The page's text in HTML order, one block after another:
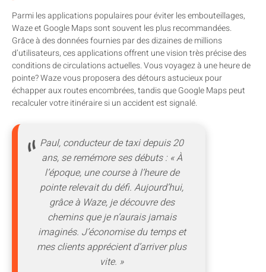
Parmi les applications populaires pour éviter les embouteillages,
Waze et Google Maps sont souvent les plus recommandées.
Grâce à des données fournies par des dizaines de millions
d’utilisateurs, ces applications offrent une vision très précise des
conditions de circulations actuelles. Vous voyagez à une heure de
pointe? Waze vous proposera des détours astucieux pour
échapper aux routes encombrées, tandis que Google Maps peut
recalculer votre itinéraire si un accident est signalé.
Paul, conducteur de taxi depuis 20
ans, se remémore ses débuts : « À
l’époque, une course à l’heure de
pointe relevait du défi. Aujourd’hui,
grâce à Waze, je découvre des
chemins que je n’aurais jamais
imaginés. J’économise du temps et
mes clients apprécient d’arriver plus
vite. »